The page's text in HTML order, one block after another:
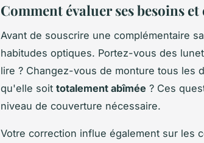
Comment évaluer ses besoins
Avant de souscrire une complémentaire
habitudes optiques. Portez-vous des
lire ? Changez-vous de monture tous les
qu'elle soit totalement abîmée ? Ces
niveau de couverture nécessaire.
Votre correction influe également sur les